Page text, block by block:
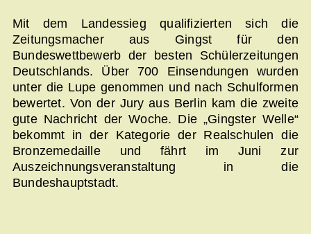
Mit dem Landessieg qualifizierten sich die
Zeitungsmacher aus Gingst für den
Bundeswettbewerb der besten Schülerzeitungen
Deutschlands. Über 700 Einsendungen wurden
unter die Lupe genommen und nach Schulformen
bewertet. Von der Jury aus Berlin kam die zweite
gute Nachricht der Woche. Die „Gingster Welle“
bekommt in der Kategorie der Realschulen die
Bronzemedaille und fährt im Juni zur
Auszeichnungsveranstaltung in die
Bundeshauptstadt.